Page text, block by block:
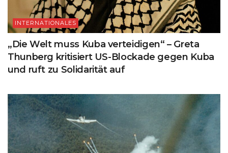
INTERNATIONALES
„Die Welt muss Kuba verteidigen“ – Greta
Thunberg kritisiert US-Blockade gegen Kuba
und ruft zu Solidarität auf